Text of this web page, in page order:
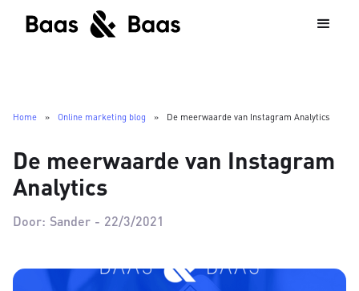
Home » Online marketing blog » De meerwaarde van Instagram Analytics
De meerwaarde van Instagram
Analytics
Door: Sander - 22/3/2021